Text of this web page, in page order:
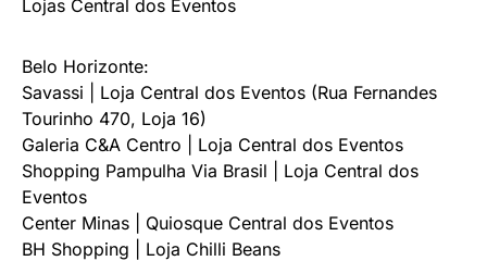
Lojas Central dos Eventos
Belo Horizonte:
Savassi | Loja Central dos Eventos (Rua Fernandes
Tourinho 470, Loja 16)
Galeria C&A Centro | Loja Central dos Eventos
Shopping Pampulha Via Brasil | Loja Central dos
Eventos
Center Minas | Quiosque Central dos Eventos
BH Shopping | Loja Chilli Beans